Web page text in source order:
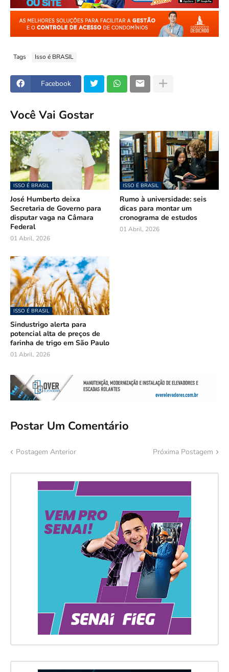
Tags Isso é BRASIL
Facebook
Você Vai Gostar
ISSO É BRASIL
José Humberto deixa
Secretaria de Governo para
disputar vaga na Câmara
Federal
01 Abril, 2026
ISSO É BRASIL
Rumo à universidade: seis
dicas para montar um
cronograma de estudos
01 Abril, 2026
ISSO É BRASIL
Sindustrigo alerta para
potencial alta de preços de
farinha de trigo em São Paulo
01 Abril, 2026
Postar Um Comentário
Postagem Anterior Próxima Postagem